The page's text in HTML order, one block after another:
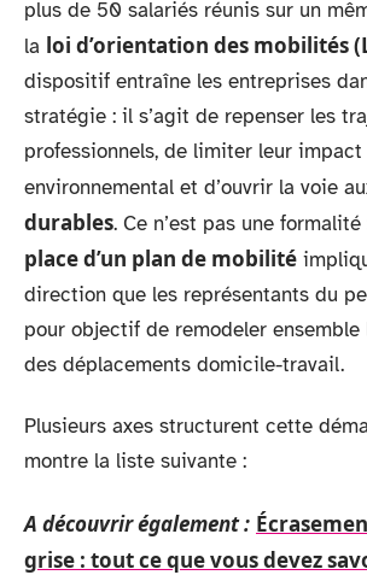
plus de 50 salariés réunis sur un
la loi d’orientation des mobilités
dispositif entraîne les entreprises
stratégie : il s’agit de repenser les
professionnels, de limiter leur impact
environnemental et d’ouvrir la voie
durables. Ce n’est pas une formalité
place d’un plan de mobilité
direction que les représentants du
pour objectif de remodeler ensemble
des déplacements domicile-travail.
Plusieurs axes structurent cette
montre la liste suivante :
A découvrir également :
grise : tout ce que vous devez